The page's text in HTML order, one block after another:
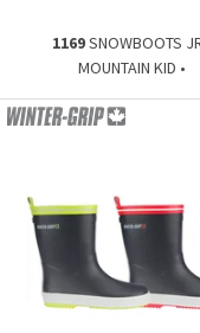
1169SNOWBOOTS
MOUNTAIN KID •